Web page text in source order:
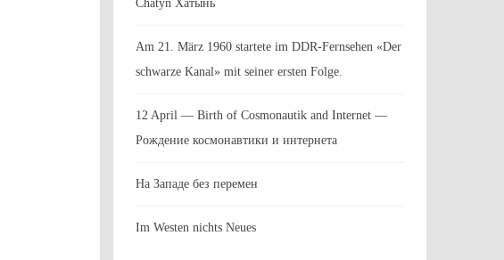
Chatyn Хатынь
Am 21. März 1960 startete im DDR-Fernsehen «Der
schwarze Kanal» mit seiner ersten Folge.
12 April — Birth of Cosmonautik and Internet —
Рождение космонавтики и интернета
На Западе без перемен
Im Westen nichts Neues